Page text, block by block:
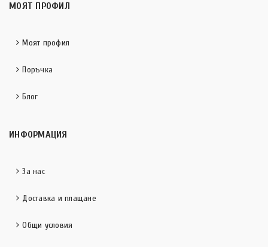
МОЯТ ПРОФИЛ
Моят профил
Поръчка
Блог
ИНФОРМАЦИЯ
За нас
Доставка и плащане
Общи условия